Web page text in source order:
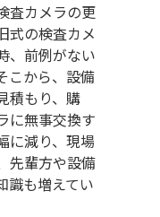
査カメラの更
式の検査カメ
、前例がない
こから、設備
積もり、購
に無事交換す
に減り、現場
先輩方や設備
識も増えてい